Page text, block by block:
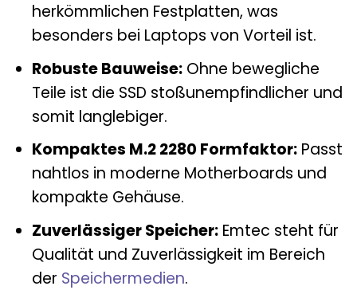
herkömmlichen Festplatten, was
besonders bei Laptops von Vorteil ist.
Robuste Bauweise:Ohne bewegliche
Teile ist die SSD stoßunempfindlicher und
somit langlebiger.
Kompaktes M.2 2280 Formfaktor:Passt
nahtlos in moderne Motherboards und
kompakte Gehäuse.
Zuverlässiger Speicher:Emtec steht für
Qualität und Zuverlässigkeit im Bereich
der Speichermedien.